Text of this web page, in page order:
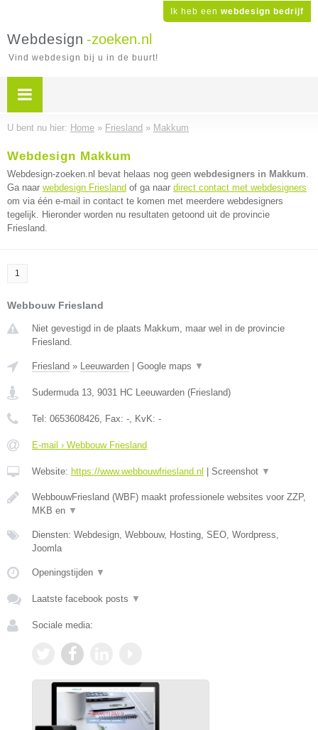
Ik heb een webdesign bedrijf
Webdesign -zoeken.nl
Vind webdesign bij u in de buurt!
U bent nu hier: Home » Friesland » Makkum
Webdesign Makkum
Webdesign-zoeken.nl bevat helaas nog geen webdesigners in Makkum.
Ga naar webdesign Friesland of ga naar direct contact met webdesigners
om via één e-mail in contact te komen met meerdere webdesigners
tegelijk. Hieronder worden nu resultaten getoond uit de provincie
Friesland.
1
Webbouw Friesland
Niet gevestigd in de plaats Makkum, maar wel in de provincie
Friesland.
Friesland » Leeuwarden Google maps ▼
Sudermuda 13, 9031 HC Leeuwarden (Friesland)
Tel: 0653608426, Fax: -, KvK: -
E-mail › Webbouw Friesland
Website: https://www.webbouwfriesland.nl Screenshot ▼
WebbouwFriesland (WBF) maakt professionele websites voor ZZP,
MKB en ▼
Diensten: Webdesign, Webbouw, Hosting, SEO, Wordpress,
Joomla
Openingstijden ▼
Laatste facebook posts ▼
Sociale media: